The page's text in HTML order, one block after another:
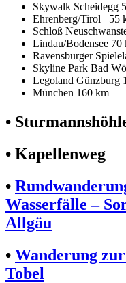
Skywalk Scheidegg
Ehrenberg/Tirol 55
Schloß
Lindau/Bodensee 70
Ravensburger
Skyline Park Bad
Legoland Günzburg
München 160 km
•
• Kapellenweg
•
Wasserfälle –
Allgäu
• Wanderung
Tobel